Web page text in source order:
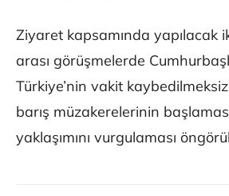
Ziyaret kapsamında yapılacak
arası görüşmelerde
Türkiye’nin vakit
barış müzakerelerinin
yaklaşımını vurgulaması